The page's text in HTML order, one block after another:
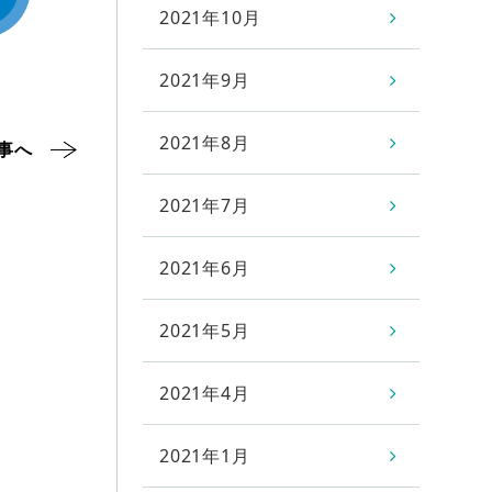
へ
2021年10月
2021年9月
2021年8月
2021年7月
2021年6月
2021年5月
2021年4月
2021年1月